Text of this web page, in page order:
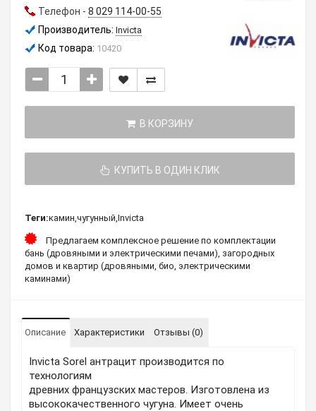
Телефон - 8 029 114-00-55
Производитель: Invicta
Код товара: 10420
В КОРЗИНУ
КУПИТЬ В ОДИН КЛИК
Теги:камин,чугунный,Invicta
Предлагаем комплексное решение по комплектации
бань (дровяными и электрическими печами), загородных
домов и квартир (дровяными, био, электрическими
каминами)
Описание Характеристики Отзывы (0)
Invicta Sorel антрацит производится по
технологиям
древних французских мастеров. Изготовлена из
высококачественного чугуна. Имеет очень